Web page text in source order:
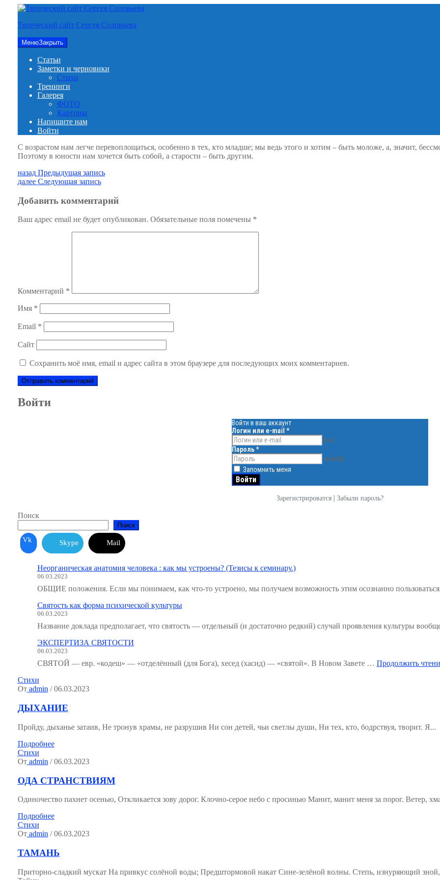
Перейти
содержимому
Творческий сайт Сергея Соловьева
МенюЗакрыть
Статьи
Заметки и черновики
Стихи
Тренинги
Галерея
ФОТО
Картины
Напишите нам
Войти
С возрастом нам легче перевоплощаться, особенно в тех, кто младше; мы ведь этого и хотим – быть моложе, а, значит,
Поэтому в юности нам хочется быть собой, а старости – быть другим.
Навигация
по
записям
назад Предыдущая
запись:
Предыдущая запись
далее Следующая
Следующая запись
Добавить комментарий
Ваш адрес email не будет опубликован. Обязательные поля помечены *
Комментарий *
Имя *
Email *
Сайт
Сохранить моё имя, email и адрес сайта в этом браузере для последующих моих комментариев.
Войти
Войти в ваш аккаунт
Логин или e-mail *
face
Пароль*
visibility
Запомнить меня
Зарегистрироватся | Забыли пароль?
Поиск
Поиск
Vk Skype Mail
Неорганическая анатомия человека : как мы устроены? (Тезисы к семинару.)
06.03.2023
ОБЩИЕ положения. Если мы понимаем, как что-то устроено, мы получаем возможность этим осознанно
Святость как форма психической культуры
06.03.2023
Название доклада предполагает, что святость — отдельный (и достаточно редкий) случай проявления культуры
ЭКСПЕРТИЗА СВЯТОСТИ
06.03.2023
СВЯТОЙ — евр. «кодеш» — «отделённый (для Бога), хесед (хасид) — «святой». В Новом Завете … Продолжить
Стихи
Отadmin/ 06.03.2023
ДЫХАНИЕ
Пройду, дыханье затаив, Не тронув храмы, не разрушив Ни сон детей, чьи светлы души, Ни тех, кто, бодрствуя, творит. Я...
Подробнее
Стихи
Отadmin / 06.03.2023
ОДА СТРАНСТВИЯМ
Одиночество пахнет осенью, Откликается зову дорог. Клочно-серое небо с просинью Манит, манит меня за порог. Ветер,
Подробнее
Стихи
Отadmin / 06.03.2023
ТАМАНЬ
Приторно-сладкий мускат На привкус солёной воды; Предштормовой накат Сине-зелёной волны. Степь, изнуряющий